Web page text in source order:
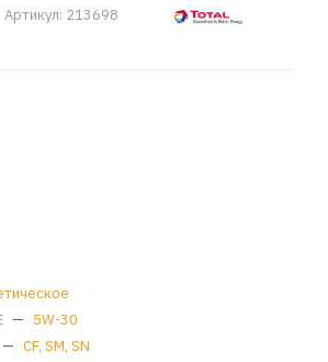
Артикул: 213698
— 5W-30
— CF, SM, SN